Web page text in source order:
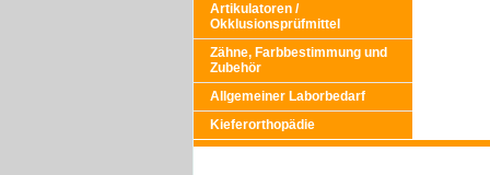
Artikulatoren /
Okklusionsprüfmittel
Zähne, Farbbestimmung und
Zubehör
Allgemeiner Laborbedarf
Kieferorthopädie